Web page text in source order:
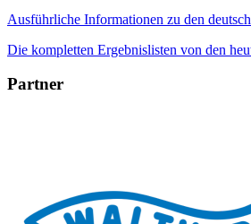
Ausführliche Informationen zu den
Die kompletten Ergebnislisten von den
Partner